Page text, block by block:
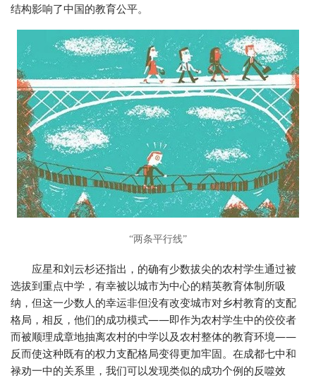
结构影响了中国的教育公平。
“两条平行线”
应星和刘云杉还指出，的确有少数拔尖的农村学生通过被
选拔到重点中学，有幸被以城市为中心的精英教育体制所吸
纳，但这一少数人的幸运非但没有改变城市对乡村教育的支配
格局，相反，他们的成功模式——即作为农村学生中的佼佼者
而被顺理成章地抽离农村的中学以及农村整体的教育环境——
反而使这种既有的权力支配格局变得更加牢固。在成都七中和
禄劝一中的关系里，我们可以发现类似的成功个例的反噬效